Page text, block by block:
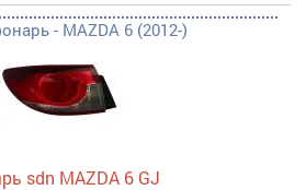
- MAZDA 6 (2012-)
sdn MAZDA 6 GJ